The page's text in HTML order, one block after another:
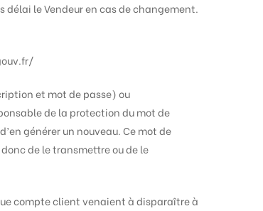
délai le Vendeur en cas de changement.
et mot de passe) ou
de la protection du mot de
générer un nouveau. Ce mot de
de le transmettre ou de le
compte client venaient à disparaître à